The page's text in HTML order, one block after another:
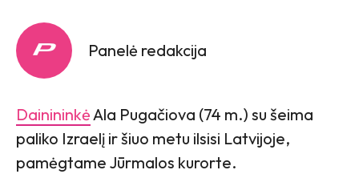
Panelė redakcija
DainininkėAla Pugačiova (74 m.) su šeima
paliko Izraelį ir šiuo metu ilsisi Latvijoje,
pamėgtame Jūrmalos kurorte.